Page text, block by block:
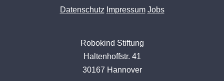
Datenschutz Impressum Jobs
Robokind Stiftung
Haltenhoffstr. 41
30167 Hannover